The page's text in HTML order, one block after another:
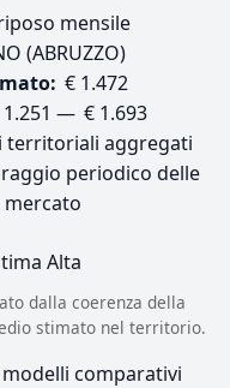
mensile
(ABRUZZO)
€ 1.472
1.251 — € 1.693
territoriali aggregati
periodico delle
Alta
dalla coerenza della
stimato nel territorio.
comparativi